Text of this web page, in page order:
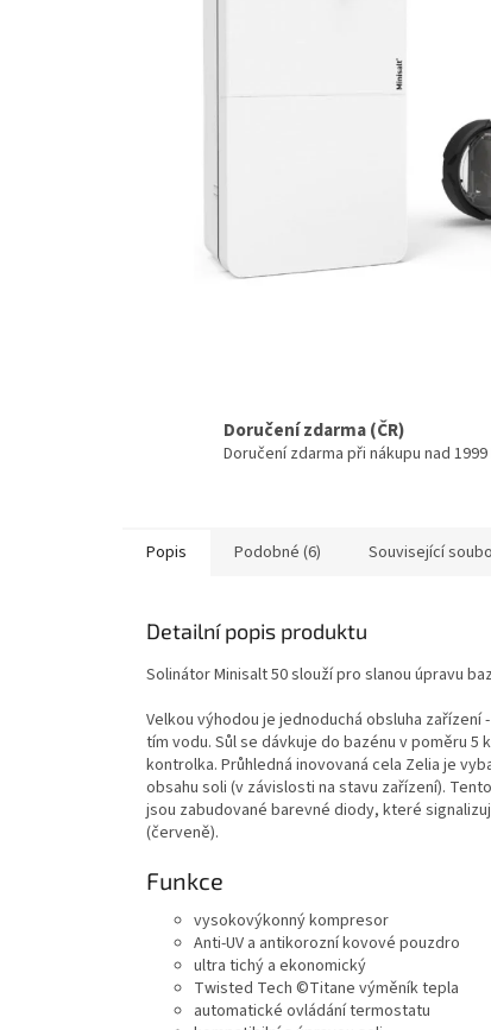
Doručení zdarma (ČR)
Doručení zdarma při nákupu nad 1999
Popis Podobné (6) Související
Detailní popis produktu
Solinátor Minisalt 50 slouží pro slanou úpravu
Velkou výhodou je jednoduchá obsluha
tím vodu. Sůl se dávkuje do bazénu v poměru
kontrolka. Průhledná inovovaná cela Zelia je
obsahu soli (v závislosti na stavu zařízení).
jsou zabudované barevné diody, které
(červeně).
Anti-UV a
ultra tichý a
Twisted Tech
automatické